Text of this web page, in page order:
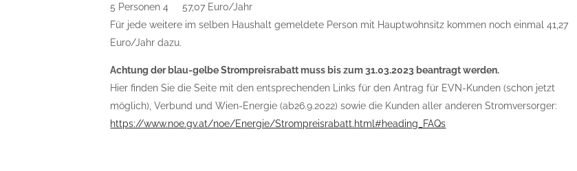
5 Personen 4 57,07 Euro/Jahr
Für jede weitere im selben Haushalt gemeldete Person mit Hauptwohnsitz kommen noch einmal 41,27
Euro/Jahr dazu.
Achtung der blau-gelbe Strompreisrabatt muss bis zum 31.03.2023 beantragt werden.
Hier finden Sie die Seite mit den entsprechenden Links für den Antrag für EVN-Kunden (schon jetzt
möglich), Verbund und Wien-Energie (ab26.9.2022) sowie die Kunden aller anderen Stromversorger:
https://www.noe.gv.at/noe/Energie/Strompreisrabatt.html#heading_FAQs